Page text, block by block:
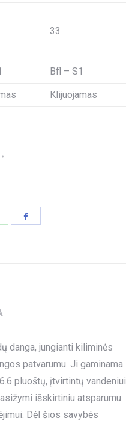
33
Bfl – S1
Klijuojamas
danga, jungianti kiliminės
patvarumu. Ji gaminama
pluoštų, įtvirtintų vandeniui
išskirtiniu atsparumu
Dėl šios savybės